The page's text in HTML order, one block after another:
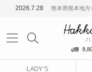
2026.7.28 熊本県熊本地方を
LADY'S
通販サイト